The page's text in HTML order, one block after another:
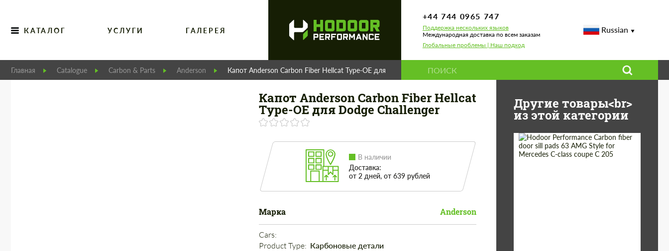
КАТАЛОГ УСЛУГИ ГАЛЕРЕЯ
+44 744 0965 747
Поддержка нескольких языков
Международная доставка по всем заказам
Глобальные проблемы | Наш подход
Russian
Главная Catalogue Carbon & Parts Anderson Капот Anderson Carbon Fiber Hellcat Type-OE для Dodge Challenger
Капот Anderson Carbon Fiber Hellcat
Type-OE для Dodge Challenger
В наличии
Доставка:
от 2 дней, от 639 рублей
Марка Anderson
Cars:
Product Type: Карбоновые детали
Другие товары<br>
из этой категории